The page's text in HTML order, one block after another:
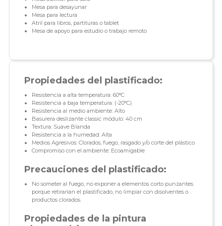
Mesa para desayunar
Mesa para lectura
Atril para libros, partituras o tablet
Mesa de apoyo para estudio o trabajo remoto
Propiedades del plastificado:
Resistencia a alta temperatura: 60°C
Resistencia a baja temperatura: (-20°C)
Resistencia al medio ambiente: Alto
Basurera deslizante classic módulo: 40 cm
Textura: Suave Blanda
Resistencia a la humedad: Alta
Medios Agresivos: Clorados, fuego, rasgado y/o corte del plástico
Compromiso con el ambiente: Ecoamigable
Precauciones del plastificado:
No someter al fuego, no exponer a elementos corto punzantes
porque retirarían el plastificado, no limpiar con disolventes o
productos clorados.
Propiedades de la pintura